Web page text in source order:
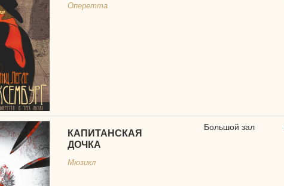
Оперетта
КАПИТАНСКАЯ
ДОЧКА
Мюзикл
Большой зал